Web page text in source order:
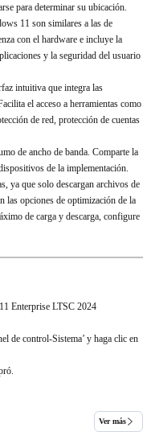
para determinar su ubicación.
11 son similares a las de
con el hardware e incluye la
y la seguridad del usuario
intuitiva que integra las
el acceso a herramientas como
de red, protección de cuentas
de ancho de banda. Comparte la
de la implementación.
ya que solo descargan archivos de
las opciones de optimización de la
de carga y descarga, configure
Enterprise LTSC 2024
de control-Sistema’ y haga clic en
Ver más